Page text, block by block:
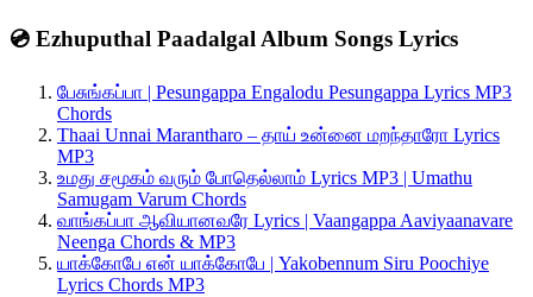
💿 Ezhuputhal Paadalgal Album Songs Lyrics
பேசுங்கப்பா | Pesungappa Engalodu Pesungappa Lyrics MP3
Chords
Thaai Unnai Marantharo – தாய் உன்னை மறந்தாரோ Lyrics
MP3
உமது சமூகம் வரும் போதெல்லாம் Lyrics MP3 | Umathu
Samugam Varum Chords
வாங்கப்பா ஆவியானவரே Lyrics | Vaangappa Aaviyaanavare
Neenga Chords & MP3
யாக்கோபே என் யாக்கோபே | Yakobennum Siru Poochiye
Lyrics Chords MP3